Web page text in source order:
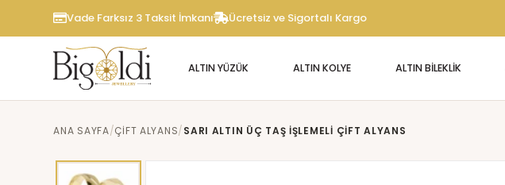
Vade Farksız 3 Taksit İmkanı Ücretsiz ve Sigortalı Kargo
ALTIN YÜZÜK ALTIN KOLYE ALTIN BİLEKLİK
ANA SAYFA ÇIFT ALYANS SARI ALTIN ÜÇ TAŞ İŞLEMELI ÇIFT ALYANS